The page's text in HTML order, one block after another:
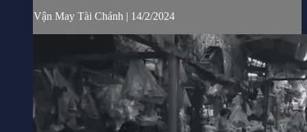
Vận May Tài Chánh | 14/2/2024